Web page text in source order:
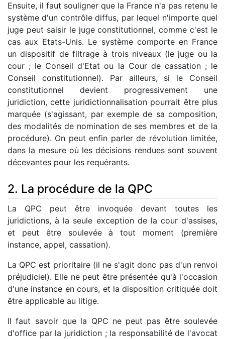
Ensuite, il faut souligner que la France n'a pas retenu le
système d'un contrôle diffus, par lequel n'importe quel
juge peut saisir le juge constitutionnel, comme c'est le
cas aux Etats-Unis. Le système comporte en France
un dispositif de filtrage à trois niveaux (le juge ou la
cour ; le Conseil d'Etat ou la Cour de cassation ; le
Conseil constitutionnel). Par ailleurs, si le Conseil
constitutionnel devient progressivement une
juridiction, cette juridictionnalisation pourrait être plus
marquée (s'agissant, par exemple de sa composition,
des modalités de nomination de ses membres et de la
procédure). On peut enfin parler de révolution limitée,
dans la mesure où les décisions rendues sont souvent
décevantes pour les requérants.
2. La procédure de la QPC
La QPC peut être invoquée devant toutes les
juridictions, à la seule exception de la cour d'assises,
et peut être soulevée à tout moment (première
instance, appel, cassation).
La QPC est prioritaire (il ne s'agit donc pas d'un renvoi
préjudiciel). Elle ne peut être présentée qu'à l'occasion
d'une instance en cours, et la disposition critiquée doit
être applicable au litige.
Il faut savoir que la QPC ne peut pas être soulevée
d'office par la juridiction ; la responsabilité de l'avocat